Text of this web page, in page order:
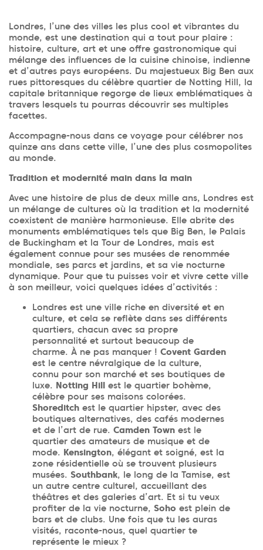
Londres, l’une des villes les plus cool et vibrantes du
monde, est une destination qui a tout pour plaire :
histoire, culture, art et une offre gastronomique qui
mélange des influences de la cuisine chinoise, indienne
et d’autres pays européens. Du majestueux Big Ben aux
rues pittoresques du célèbre quartier de Notting Hill, la
capitale britannique regorge de lieux emblématiques à
travers lesquels tu pourras découvrir ses multiples
facettes.
Accompagne-nous dans ce voyage pour célébrer nos
quinze ans dans cette ville, l’une des plus cosmopolites
au monde.
Tradition et modernité main dans la main
Avec une histoire de plus de deux mille ans, Londres est
un mélange de cultures où la tradition et la modernité
coexistent de manière harmonieuse. Elle abrite des
monuments emblématiques tels que Big Ben, le Palais
de Buckingham et la Tour de Londres, mais est
également connue pour ses musées de renommée
mondiale, ses parcs et jardins, et sa vie nocturne
dynamique. Pour que tu puisses voir et vivre cette ville
à son meilleur, voici quelques idées d’activités :
Londres est une ville riche en diversité et en
culture, et cela se reflète dans ses différents
quartiers, chacun avec sa propre
personnalité et surtout beaucoup de
charme. À ne pas manquer ! Covent Garden
est le centre névralgique de la culture,
connu pour son marché et ses boutiques de
luxe. Notting Hill est le quartier bohème,
célèbre pour ses maisons colorées.
Shoreditch est le quartier hipster, avec des
boutiques alternatives, des cafés modernes
et de l’art de rue. Camden Town est le
quartier des amateurs de musique et de
mode. Kensington, élégant et soigné, est la
zone résidentielle où se trouvent plusieurs
musées. Southbank, le long de la Tamise, est
un autre centre culturel, accueillant des
théâtres et des galeries d’art. Et si tu veux
profiter de la vie nocturne, Soho est plein de
bars et de clubs. Une fois que tu les auras
visités, raconte-nous, quel quartier te
représente le mieux ?